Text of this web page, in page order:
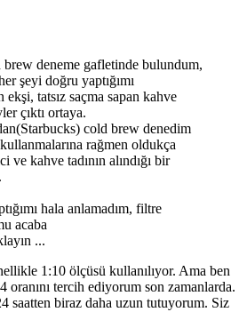
deneme gafletinde bulundum,
şeyi doğru yaptığımı
ekşi, tatsız saçma sapan kahve
çıktı ortaya.
cold brew denedim
rağmen oldukça
ve kahve tadının alındığı bir
hala anlamadım, filtre
acaba
...
1:10 ölçüsü kullanılıyor. Ama ben
oranını tercih ediyorum son zamanlarda.
saatten biraz daha uzun tutuyorum. Siz